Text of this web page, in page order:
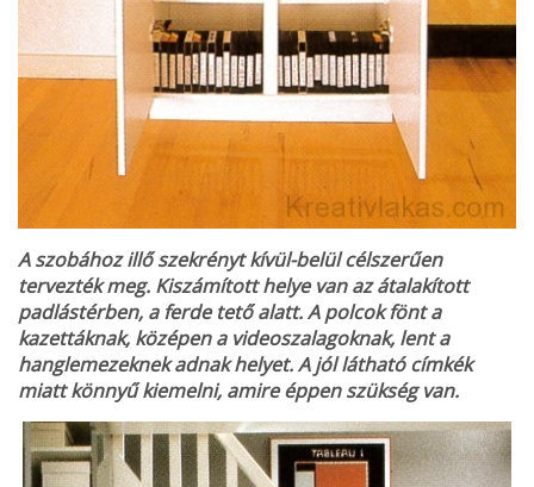
A szobához illő szekrényt kívül-belül célszerűen
tervezték meg. Kiszámított helye van az átalakított
padlástérben, a ferde tető alatt. A polcok fönt a
kazettáknak, középen a videoszalagoknak, lent a
hanglemezeknek adnak helyet. A jól látható címkék
miatt könnyű kiemelni, amire éppen szükség van.